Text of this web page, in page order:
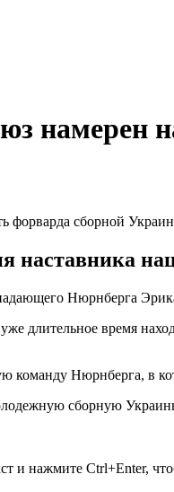
намерен
наставника
Нюрнберга
длительное время
команду Нюрнберга, в
сборную
и нажмите Ctrl+Enter,